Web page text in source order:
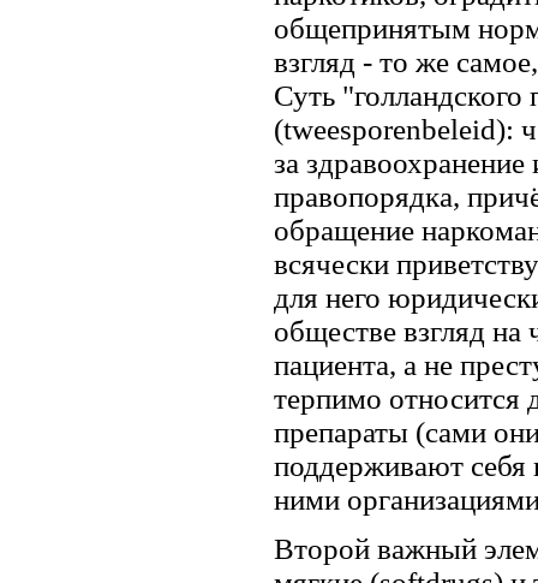
общепринятым
взгляд - то же
Суть
(tweesporenbeleid):
за
правопорядка,
обращение
всячески
для него
обществе взгляд на
пациента, а не
терпимо
препараты (сами
поддерживают
ними
Второй важный